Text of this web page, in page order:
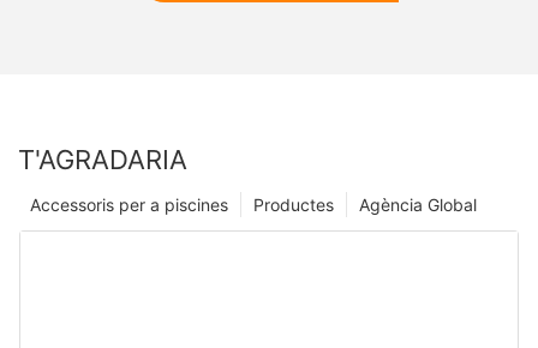
T'AGRADARIA
Agència Global
Productes
Accessoris per a piscines